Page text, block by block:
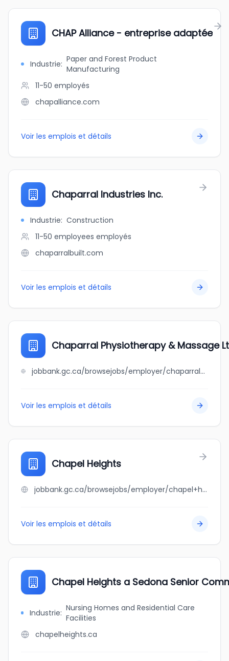
CHAP Alliance - entreprise adaptée
Industrie: Paper and Forest Product
Manufacturing
11-50 employés
chapalliance.com
Voir les emplois et détails
Chaparral Industries Inc.
Industrie: Construction
11-50 employees employés
chaparralbuilt.com
Voir les emplois et détails
Chaparral Physiotherapy & Massage
jobbank.gc.ca/browsejobs/employer/chaparral+physiotherapy+%26+massage+ltd/ca
Voir les emplois et détails
Chapel Heights
jobbank.gc.ca/browsejobs/employer/chapel+heights/ca
Voir les emplois et détails
Chapel Heights a Sedona Senior
Industrie: Nursing Homes and Residential Care
Facilities
chapelheights.ca